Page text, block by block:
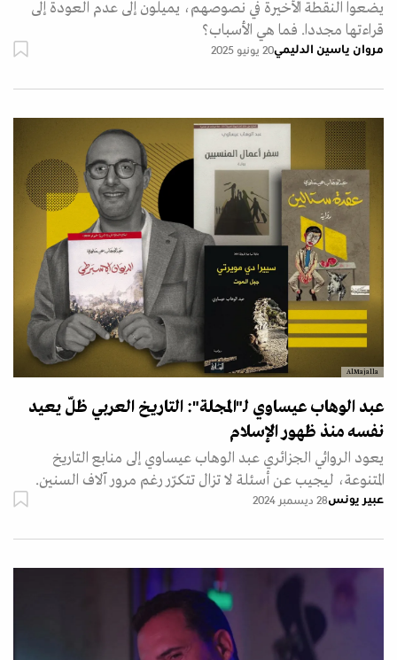
يضعوا النقطة الأخيرة في نصوصهم، يميلون إلى عدم العودة إلى
قراءتها مجددا. فما هي الأسباب؟
مروان ياسين الدليمي20 يونيو 2025
AlMajalla
عبد الوهاب عيساوي لـ"المجلة": التاريخ العربي ظلّ يعيد
نفسه منذ ظهور الإسلام
يعود الروائي الجزائري عبد الوهاب عيساوي إلى منابع التاريخ
المتنوعة، ليجيب عن أسئلة لا تزال تتكرّر رغم مرور آلاف السنين.
عبير يونس28 ديسمبر 2024